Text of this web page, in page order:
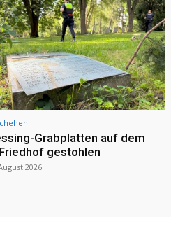
Grabplatten auf dem
gestohlen
2026